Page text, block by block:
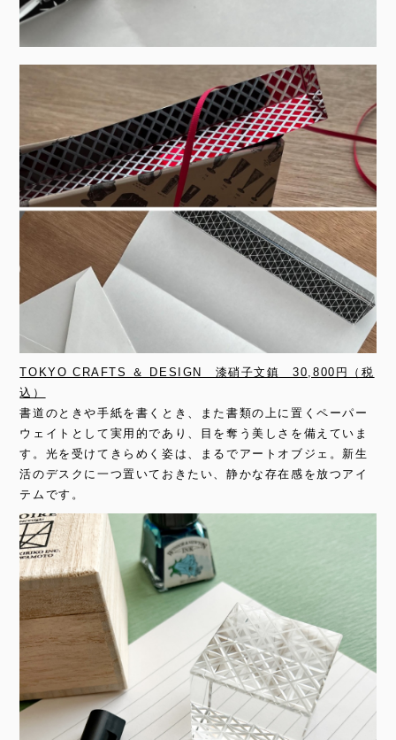
TOKYO CRAFTS ＆ DESIGN 漆硝子文鎮 30,800円（税
込）
書道のときや手紙を書くとき、また書類の上に置くペーパー
ウェイトとして実用的であり、目を奪う美しさを備えていま
す。光を受けてきらめく姿は、まるでアートオブジェ。新生
活のデスクに一つ置いておきたい、静かな存在感を放つアイ
テムです。